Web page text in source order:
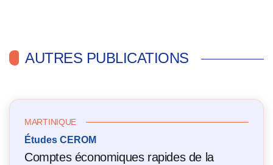
AUTRES PUBLICATIONS
MARTINIQUE
Études CEROM
Comptes économiques rapides de la